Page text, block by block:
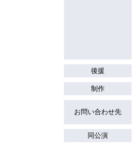
後援
制作
お問い合わせ先
同公演